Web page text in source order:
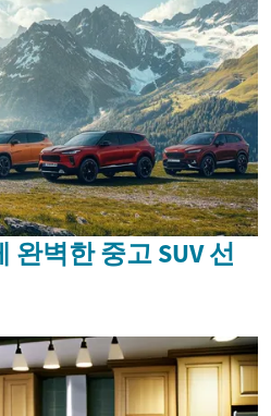
완벽한 중고 SUV 선